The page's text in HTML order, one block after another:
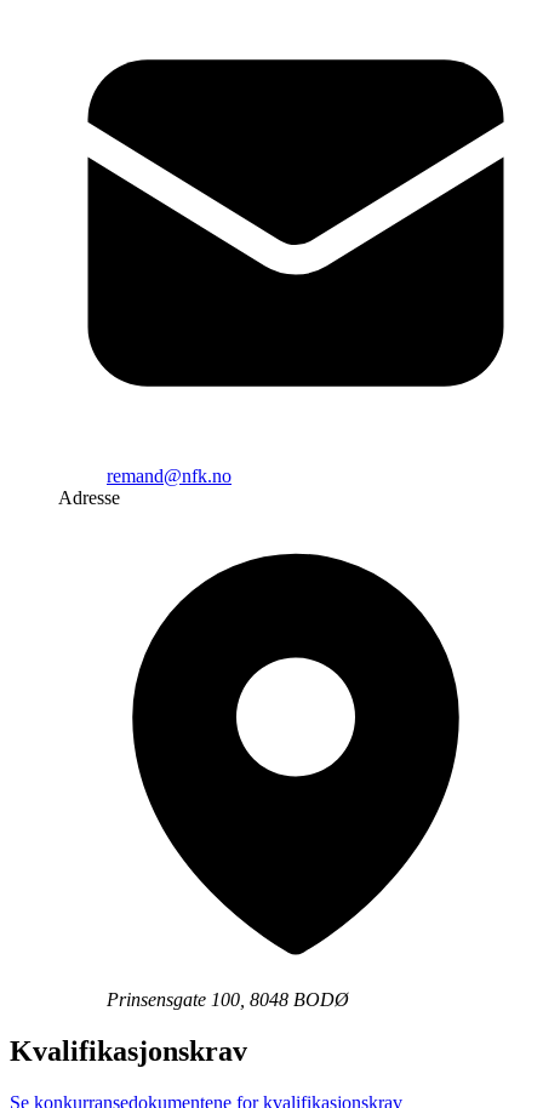
remand@nfk.no
Adresse
Prinsensgate 100, 8048 BODØ
Kvalifikasjonskrav
Se konkurransedokumentene for kvalifikasjonskrav